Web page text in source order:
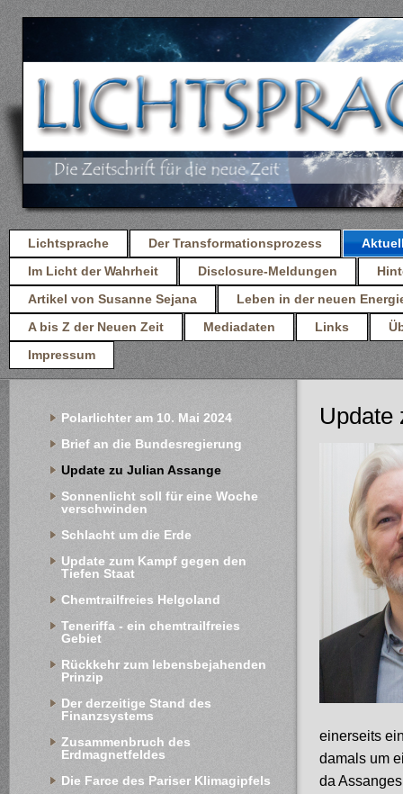
Lichtsprache Der Transformationsprozess
Im Licht der Wahrheit
Disclosure-Meldungen
Artikel von Susanne Sejana
Leben in der neuen
A bis Z der Neuen Zeit
Mediadaten Links
Impressum
Update
einerseits
damals um
da
Polarlichter am 10. Mai 2024
Brief an die Bundesregierung
Update zu Julian Assange
Sonnenlicht soll für eine Woche
verschwinden
Schlacht um die Erde
Update zum Kampf gegen den
Tiefen Staat
Chemtrailfreies Helgoland
Teneriffa - ein chemtrailfreies
Gebiet
Rückkehr zum lebensbejahenden
Prinzip
Der derzeitige Stand des
Finanzsystems
Zusammenbruch des
Erdmagnetfeldes
Die Farce des Pariser Klimagipfels